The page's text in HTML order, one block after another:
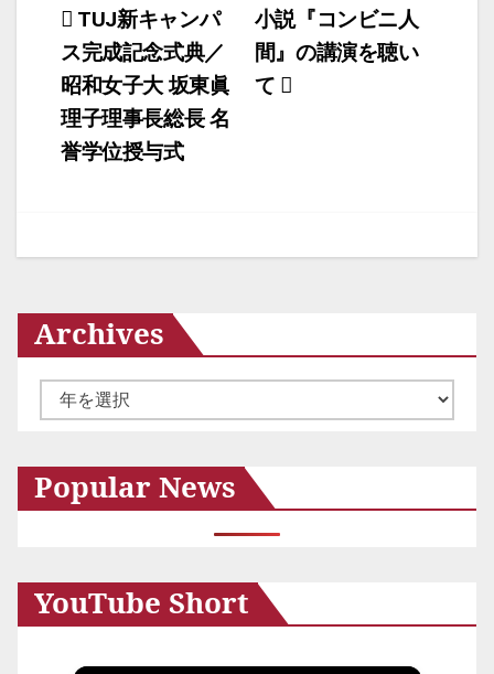
投
稿
ナ
ビ
シ
ン
小説『コンビニ人
間』の講演を聴い
て
TUJ新キャンパ
ス完成記念式典／
昭和女子大 坂東眞
理子理事長総長 名
誉学位授与式
Archives
ー
イ
ブ
Popular News
YouTube Short